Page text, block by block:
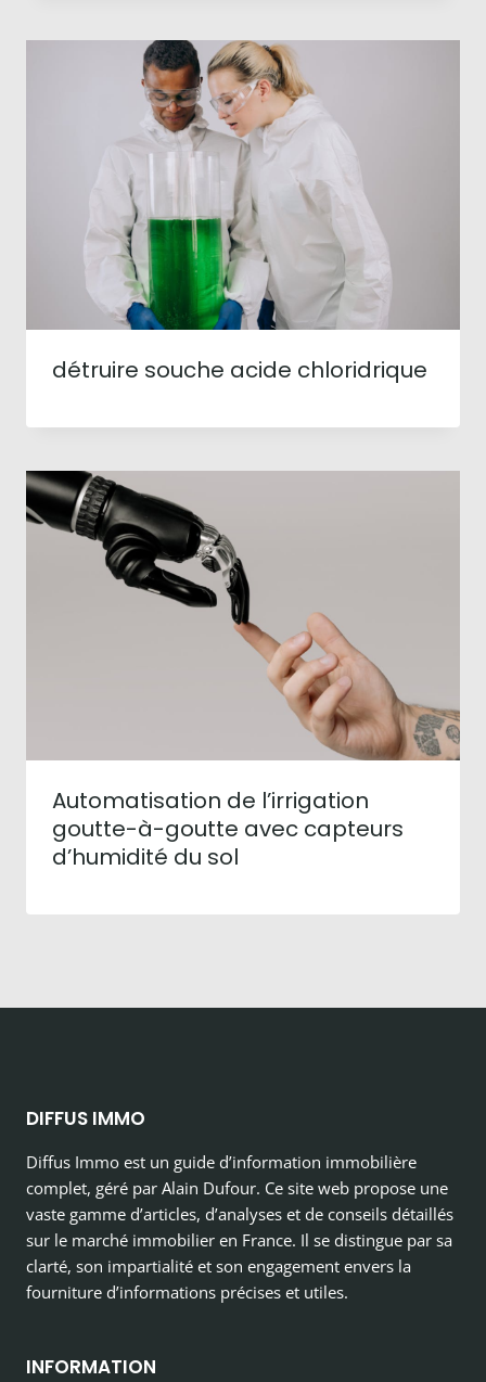
détruire souche acide chloridrique
Automatisation de l’irrigation
goutte-à-goutte avec capteurs
d’humidité du sol
DIFFUS IMMO
Diffus Immo est un guide d’information immobilière
complet, géré par Alain Dufour. Ce site web propose une
vaste gamme d’articles, d’analyses et de conseils détaillés
sur le marché immobilier en France. Il se distingue par sa
clarté, son impartialité et son engagement envers la
fourniture d’informations précises et utiles.
INFORMATION